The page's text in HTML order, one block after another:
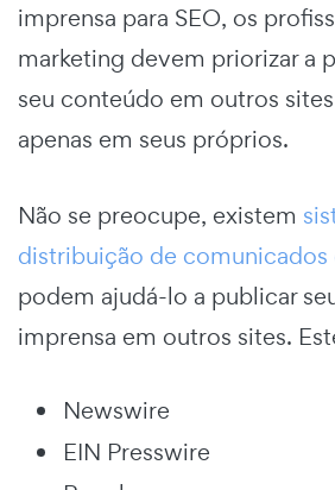
imprensa para SEO, os
marketing devem priorizar a
seu conteúdo em outros
apenas em seus próprios.
Não se preocupe, existem
distribuição de comunicados
podem ajudá-lo a publicar
imprensa em outros sites.
Newswire
EIN Presswire